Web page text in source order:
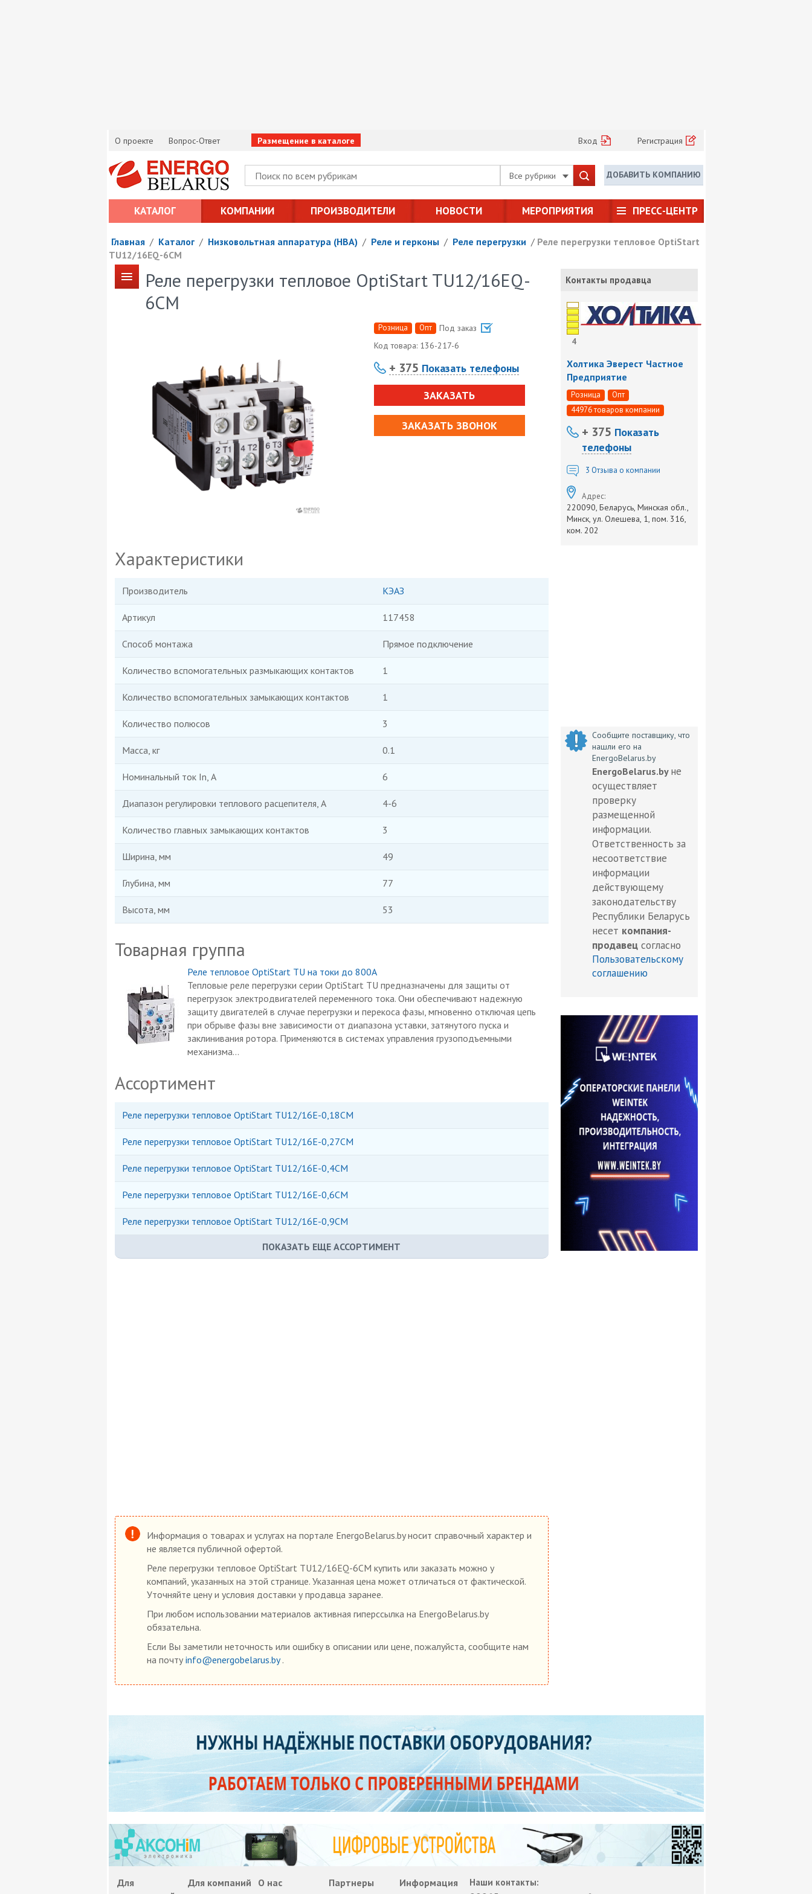
О проекте Вопрос-Ответ Размещение в каталоге Вход Регистрация
Все рубрики ДОБАВИТЬ КОМПАНИЮ
КАТАЛОГ КОМПАНИИ ПРОИЗВОДИТЕЛИ НОВОСТИ МЕРОПРИЯТИЯ ПРЕСС-ЦЕНТР
Главная / Каталог / Низковольтная аппаратура (НВА) / Реле и герконы / Реле перегрузки / Реле перегрузки тепловое OptiStart
TU12/16EQ-6CM
Реле перегрузки тепловое OptiStart TU12/16EQ-
6CM
Розница Опт
Под заказ
Код товара: 136-217-6
+ 375 Показать телефоны
ЗАКАЗАТЬ
ЗАКАЗАТЬ ЗВОНОК
Характеристики
Производитель КЭАЗ
Артикул 117458
Способ монтажа Прямое подключение
Количество вспомогательных размыкающих контактов 1
Количество вспомогательных замыкающих контактов 1
Количество полюсов 3
Масса, кг 0.1
Номинальный ток In, А 6
Диапазон регулировки теплового расцепителя, А 4-6
Количество главных замыкающих контактов 3
Ширина, мм 49
Глубина, мм 77
Высота, мм 53
Товарная группа
Реле тепловое OptiStart TU на токи до 800А
Тепловые реле перегрузки серии OptiStart TU предназначены для защиты от
перегрузок электродвигателей переменного тока. Они обеспечивают надежную
защиту двигателей в случае перегрузки и перекоса фазы, мгновенно отключая цепь
при обрыве фазы вне зависимости от диапазона уставки, затянутого пуска и
заклинивания ротора. Применяются в системах управления грузоподъемными
механизма...
Ассортимент
Реле перегрузки тепловое OptiStart TU12/16E-0,18CM
Реле перегрузки тепловое OptiStart TU12/16E-0,27CM
Реле перегрузки тепловое OptiStart TU12/16E-0,4CM
Реле перегрузки тепловое OptiStart TU12/16E-0,6CM
Реле перегрузки тепловое OptiStart TU12/16E-0,9CM
ПОКАЗАТЬ ЕЩЕ АССОРТИМЕНТ
Контакты продавца
4
Холтика Эверест Частное
Предприятие
Розница
Опт
44976 товаров компании
+ 375 Показать
телефоны
3 Отзыва о компании
Адрес:
220090, Беларусь, Минская обл.,
Минск, ул. Олешева, 1, пом. 316,
ком. 202
Сообщите поставщику, что
нашли его на
EnergoBelarus.by
EnergoBelarus.by не
осуществляет
проверку
размещенной
информации.
Ответственность за
несоответствие
информации
действующему
законодательству
Республики Беларусь
несет компания-
продавец согласно
Пользовательскому
соглашению
Информация о товарах и услугах на портале EnergoBelarus.by носит справочный характер и
не является публичной офертой.
Реле перегрузки тепловое OptiStart TU12/16EQ-6CM купить или заказать можно у
компаний, указанных на этой странице. Указанная цена может отличаться от фактической.
Уточняйте цену и условия доставки у продавца заранее.
При любом использовании материалов активная гиперссылка на EnergoBelarus.by
обязательна.
Если Вы заметили неточность или ошибку в описании или цене, пожалуйста, сообщите нам
на почту info@energobelarus.by.
Для
Для компаний О нас Партнеры Информация
Наши контакты: